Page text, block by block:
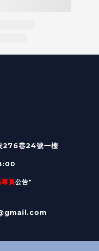
276巷24號一樓
頁公告*